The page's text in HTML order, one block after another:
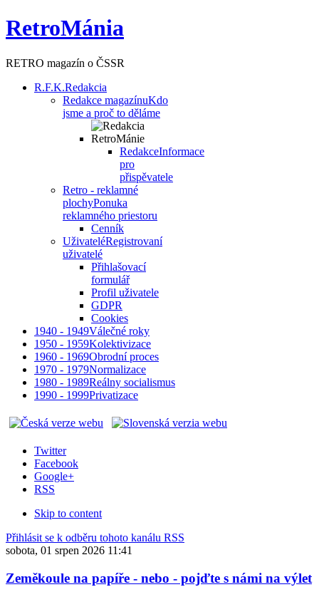
RetroMánia
RETRO magazín o ČSSR
R.F.K.Redakcia
Redakce magazínuKdo
jsme a proč to děláme
RedakceInformace
pro
přispěvatele
Retro - reklamné
plochyPonuka
reklamného priestoru
Cenník
UživateléRegistrovaní
uživatelé
Přihlašovací
formulář
Profil uživatele
GDPR
Cookies
1940 - 1949Válečné roky
1950 - 1959Kolektivizace
1960 - 1969Obrodní proces
1970 - 1979Normalizace
1980 - 1989Reálny socialismus
1990 - 1999Privatizace
Twitter
Facebook
Google+
RSS
Skip to content
Přihlásit se k odběru tohoto kanálu RSS
sobota, 01 srpen 2026 11:41
Zeměkoule na papíře - nebo - pojďte s námi na výlet